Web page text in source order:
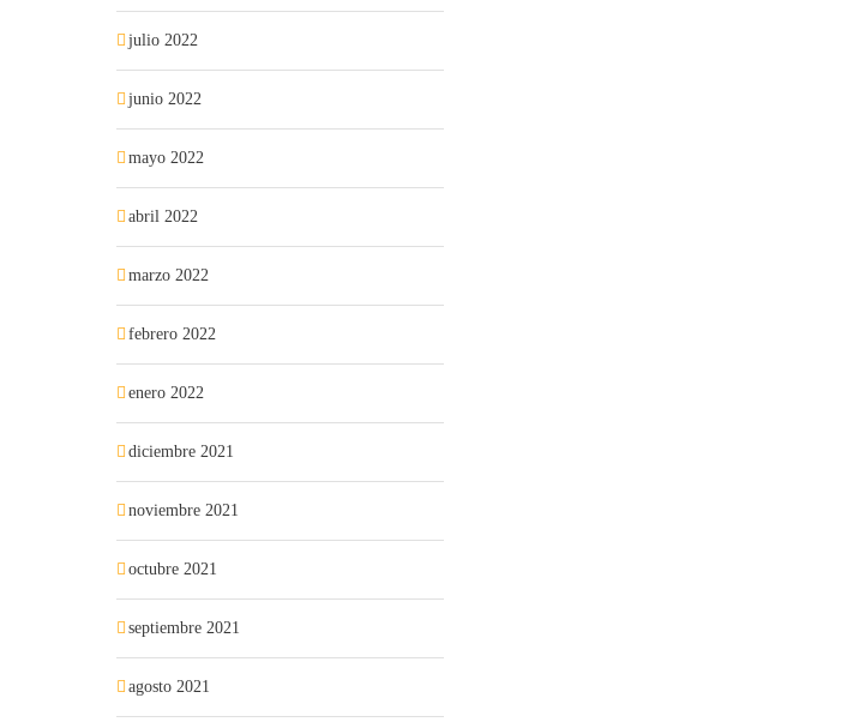
julio 2022
junio 2022
mayo 2022
abril 2022
marzo 2022
febrero 2022
enero 2022
diciembre 2021
noviembre 2021
octubre 2021
septiembre 2021
agosto 2021